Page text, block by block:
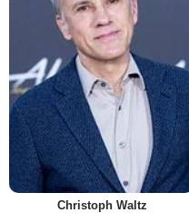
Christoph Waltz